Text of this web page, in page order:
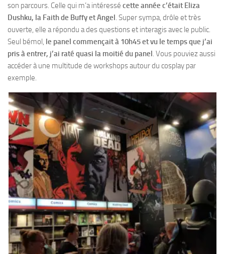
son parcours. Celle qui m’a intéressé cette année c’était Eliza
Dushku, la Faith de Buffy et Angel . Super sympa, drôle et très
ouverte, elle a répondu a des questions et interagis avec le public.
Seul bémol, le panel commençait à 10h45 et vu le temps que j’ai
pris à entrer, j’ai raté quasi la moitié du panel . Vous pouviez aussi
accéder à une multitude de workshops autour du cosplay par
exemple.